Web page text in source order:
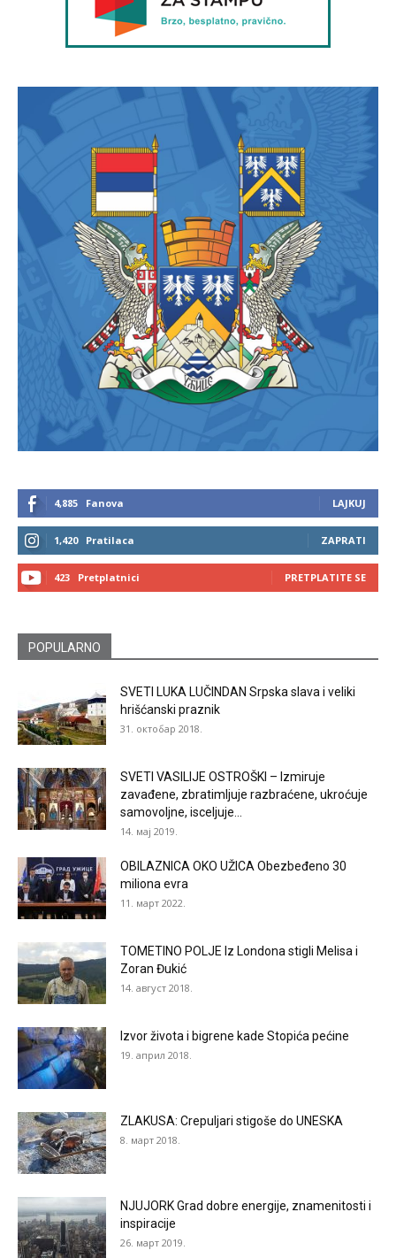
4,885 Fanova LAJKUJ
1,420 Pratilaca ZAPRATI
423 Pretplatnici PRETPLATITE SE
POPULARNO
SVETI LUKA LUČINDAN Srpska slava i veliki
hrišćanski praznik
31. октобар 2018.
SVETI VASILIJE OSTROŠKI – Izmiruje
zavađene, zbratimljuje razbraćene, ukroćuje
samovoljne, isceljuje...
14. мај 2019.
OBILAZNICA OKO UŽICA Obezbeđeno 30
miliona evra
11. март 2022.
TOMETINO POLJE Iz Londona stigli Melisa i
Zoran Đukić
14. август 2018.
Izvor života i bigrene kade Stopića pećine
19. април 2018.
ZLAKUSA: Crepuljari stigoše do UNESKA
8. март 2018.
NJUJORK Grad dobre energije, znamenitosti i
inspiracije
26. март 2019.